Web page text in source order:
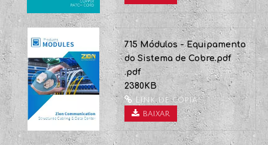
Catálogo de patch cords de
cobre 2021.pdf
1053KB
Link de cópia
baixar
715 Módulos - Equipamento
do Sistema de Cobre.pdf